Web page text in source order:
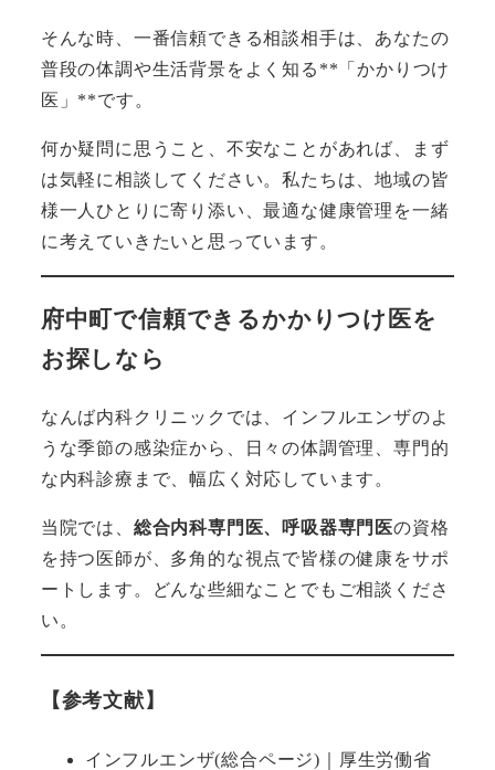
そんな時、一番信頼できる相談相手は、あなたの
普段の体調や生活背景をよく知る**「かかりつけ
医」**です。
何か疑問に思うこと、不安なことがあれば、まず
は気軽に相談してください。私たちは、地域の皆
様一人ひとりに寄り添い、最適な健康管理を一緒
に考えていきたいと思っています。
府中町で信頼できるかかりつけ医を
お探しなら
なんば内科クリニックでは、インフルエンザのよ
うな季節の感染症から、日々の体調管理、専門的
な内科診療まで、幅広く対応しています。
当院では、 総合内科専門医、呼吸器専門医の資格
を持つ医師が、多角的な視点で皆様の健康をサポ
ートします。どんな些細なことでもご相談くださ
い。
【参考文献】
インフルエンザ(総合ページ)｜厚生労働省